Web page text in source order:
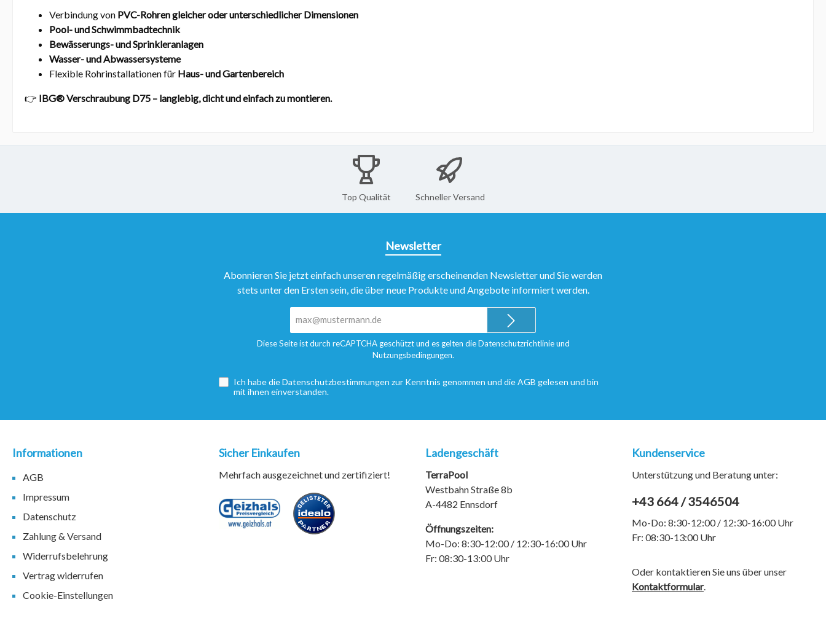
Verbindung von PVC-Rohren gleicher oder unterschiedlicher Dimensionen
Pool- und Schwimmbadtechnik
Bewässerungs- und Sprinkleranlagen
Wasser- und Abwassersysteme
Flexible Rohrinstallationen für Haus- und Gartenbereich
👉 IBG® Verschraubung D75 – langlebig, dicht und einfach zu montieren.
Top Qualität Schneller Versand
Newsletter
Abonnieren Sie jetzt einfach unseren regelmäßig erscheinenden Newsletter und Sie werden
stets unter den Ersten sein, die über neue Produkte und Angebote informiert werden.
Adresse*
Diese Seite ist durch reCAPTCHA geschützt und es gelten dieDatenschutzrichtlinieund
Nutzungsbedingungen.
Ich habe dieDatenschutzbestimmungen zur Kenntnis genommen und dieAGB gelesen und bin
mit ihnen einverstanden.
Kundenservice
Unterstützung und Beratung unter:
+43 664 / 3546504
Mo-Do: 8:30-12:00 / 12:30-16:00 Uhr
Fr: 08:30-13:00 Uhr
Oder kontaktieren Sie uns über unser
Kontaktformular.
Informationen
AGB
Impressum
Datenschutz
Zahlung & Versand
Widerrufsbelehrung
Vertrag widerrufen
Cookie-Einstellungen
Sicher Einkaufen
Mehrfach ausgezeichnet und zertifiziert!
Ladengeschäft
TerraPool
Westbahn Straße 8b
A-4482 Ennsdorf
Öffnungszeiten:
Mo-Do: 8:30-12:00 / 12:30-16:00 Uhr
Fr: 08:30-13:00 Uhr